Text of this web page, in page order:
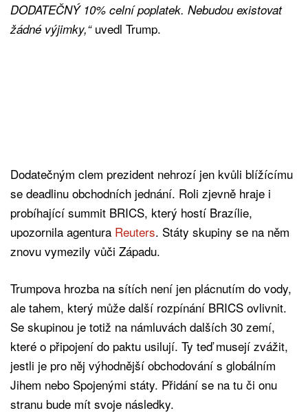
DODATEČNÝ 10% celní poplatek. Nebudou existovat
žádné výjimky,“uvedl Trump.
Dodatečným clem prezident nehrozí jen kvůli blížícímu
se deadlinu obchodních jednání. Roli zjevně hraje i
probíhající summit BRICS, který hostí Brazílie,
upozornila agentura Reuters. Státy skupiny se na něm
znovu vymezily vůči Západu.
Trumpova hrozba na sítích není jen plácnutím do vody,
ale tahem, který může další rozpínání BRICS ovlivnit.
Se skupinou je totiž na námluvách dalších 30 zemí,
které o připojení do paktu usilují. Ty teď musejí zvážit,
jestli je pro něj výhodnější obchodování s globálním
Jihem nebo Spojenými státy. Přidání se na tu či onu
stranu bude mít svoje následky.